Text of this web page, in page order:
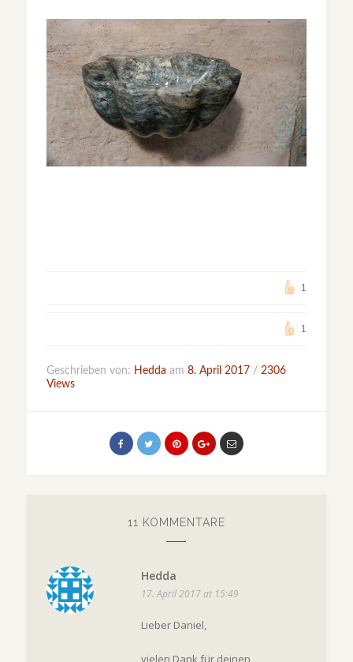
1
1
Geschrieben von: Hedda am 8. April 2017 / 2306
Views
11 KOMMENTARE
Hedda
17. April 2017 at 15:49
Lieber Daniel,
vielen Dank für deinen